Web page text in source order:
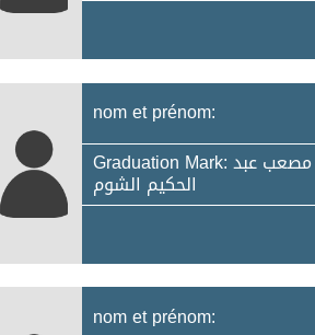
nom et prénom:
Graduation Mark: مصعب عبد
الحكيم الشوم
nom et prénom: